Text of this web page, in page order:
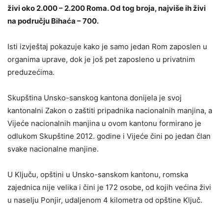
živi oko 2.000 – 2.200 Roma. Od tog broja, najviše ih živi
na području Bihaća – 700.
Isti izvještaj pokazuje kako je samo jedan Rom zaposlen u
organima uprave, dok je još pet zaposleno u privatnim
preduzećima.
Skupština Unsko-sanskog kantona donijela je svoj
kantonalni Zakon o zaštiti pripadnika nacionalnih manjina, a
Vijeće nacionalnih manjina u ovom kantonu formirano je
odlukom Skupštine 2012. godine i Vijeće čini po jedan član
svake nacionalne manjine.
U Ključu, opštini u Unsko-sanskom kantonu, romska
zajednica nije velika i čini je 172 osobe, od kojih većina živi
u naselju Ponjir, udaljenom 4 kilometra od opštine Ključ.